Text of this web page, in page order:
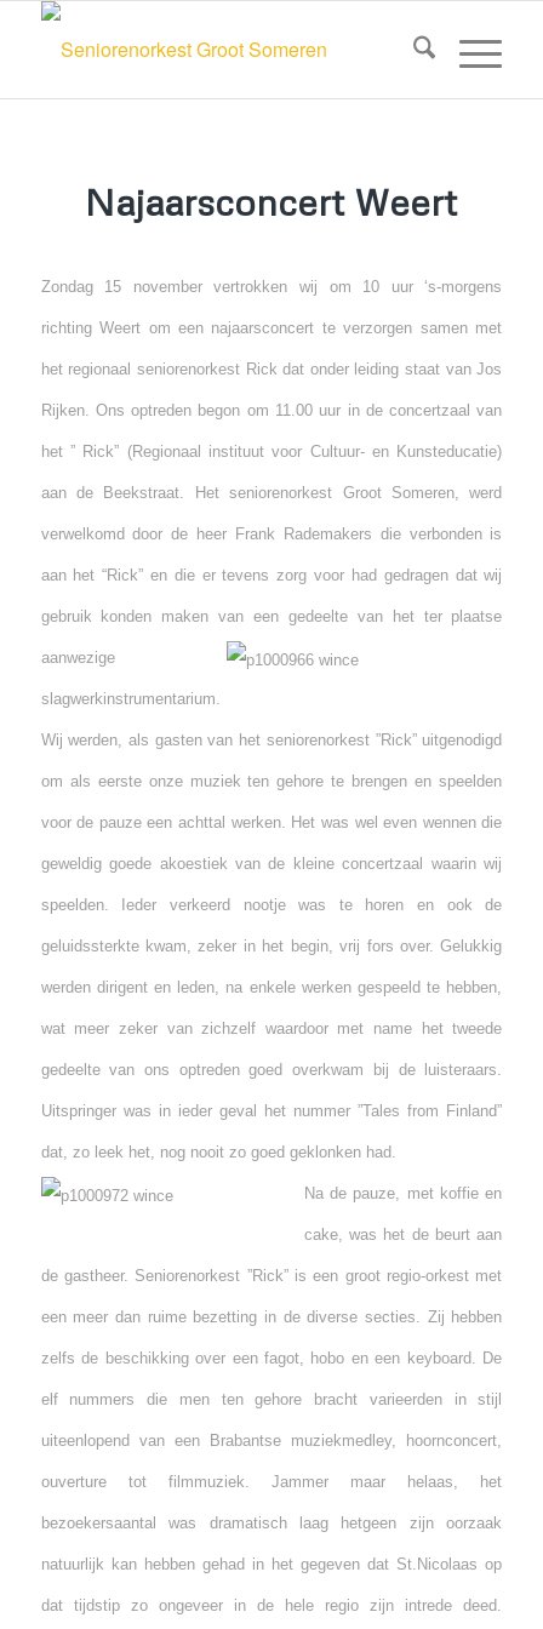
Najaarsconcert Weert
Zondag 15 november vertrokken wij om 10 uur ‘s-morgens
richting Weert om een najaarsconcert te verzorgen samen met
het regionaal seniorenorkest Rick dat onder leiding staat van Jos
Rijken. Ons optreden begon om 11.00 uur in de concertzaal van
het ” Rick” (Regionaal instituut voor Cultuur- en Kunsteducatie)
aan de Beekstraat. Het seniorenorkest Groot Someren, werd
verwelkomd door de heer Frank Rademakers die verbonden is
aan het “Rick” en die er tevens zorg voor had gedragen dat wij
gebruik konden maken van een gedeelte van het ter plaatse
aanwezige
slagwerkinstrumentarium.
Wij werden, als gasten van het seniorenorkest ”Rick” uitgenodigd
om als eerste onze muziek ten gehore te brengen en speelden
voor de pauze een achttal werken. Het was wel even wennen die
geweldig goede akoestiek van de kleine concertzaal waarin wij
speelden. Ieder verkeerd nootje was te horen en ook de
geluidssterkte kwam, zeker in het begin, vrij fors over. Gelukkig
werden dirigent en leden, na enkele werken gespeeld te hebben,
wat meer zeker van zichzelf waardoor met name het tweede
gedeelte van ons optreden goed overkwam bij de luisteraars.
Uitspringer was in ieder geval het nummer ”Tales from Finland”
dat, zo leek het, nog nooit zo goed geklonken had.
Na de pauze, met koffie en
cake, was het de beurt aan
de gastheer. Seniorenorkest ”Rick” is een groot regio-orkest met
een meer dan ruime bezetting in de diverse secties. Zij hebben
zelfs de beschikking over een fagot, hobo en een keyboard. De
elf nummers die men ten gehore bracht varieerden in stijl
uiteenlopend van een Brabantse muziekmedley, hoornconcert,
ouverture tot filmmuziek. Jammer maar helaas, het
bezoekersaantal was dramatisch laag hetgeen zijn oorzaak
natuurlijk kan hebben gehad in het gegeven dat St.Nicolaas op
dat tijdstip zo ongeveer in de hele regio zijn intrede deed.